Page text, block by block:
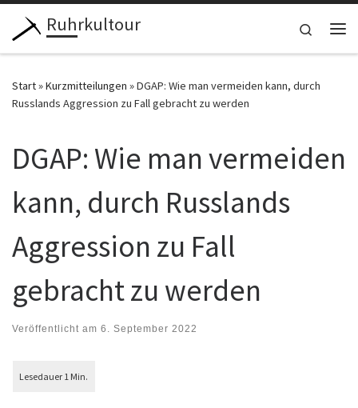
Zum Inhalt springen
Ruhrkultour
Search
Start»Kurzmitteilungen »DGAP: Wie man vermeiden kann, durch
Russlands Aggression zu Fall gebracht zu werden
DGAP: Wie man vermeiden
kann, durch Russlands
Aggression zu Fall
gebracht zu werden
Veröffentlicht am 6. September 2022